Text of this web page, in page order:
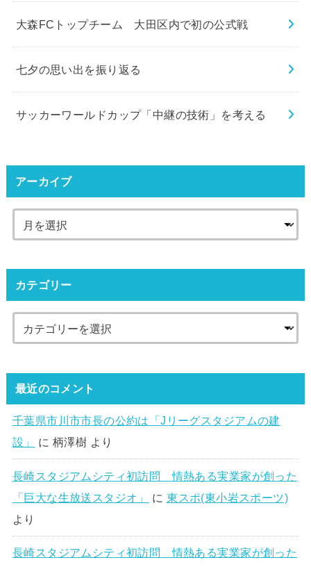
大森FCトップチーム 大田区内で初の公式戦
七夕の思い出を振り返る
サッカーワールドカップ「中継の技術」を考える
アーカイブ
カテゴリー
最近のコメント
千葉県市川市市長の公約は「Jリーグスタジアムの建
設」
に 柄澤樹 より
長崎スタジアムシティ初訪問 情熱ある実業家が創った
「巨大な生放送スタジオ」
に東スポ(東小岩スポーツ)
より
長崎スタジアムシティ初訪問 情熱ある実業家が創った